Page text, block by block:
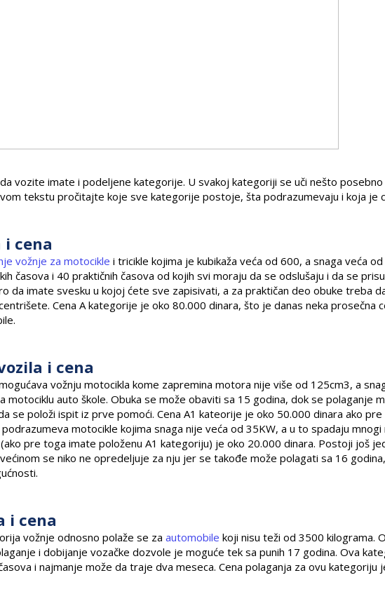
vozite imate i podeljene kategorije. U svakoj kategoriji se uči nešto
tekstu pročitajte koje sve kategorije postoje, šta podrazumevaju i koja je
cena
vožnje za motocikle i tricikle kojima je kubikaža veća od 600, a snaga veća
časova i 40 praktičnih časova od kojih svi moraju da se odslušaju i da se
da imate svesku u kojoj ćete sve zapisivati, a za praktičan deo obuke treba
Cena A kategorije je oko 80.000 dinara, što je danas neka prosečna
i cena
vožnju motocikla kome zapremina motora nije više od 125cm3, a
motociklu auto škole. Obuka se može obaviti sa 15 godina, dok se polaganje
se položi ispit iz prve pomoći. Cena A1 kateorije je oko 50.000 dinara ako
motocikle kojima snaga nije veća od 35KW, a u to spadaju
pre toga imate položenu A1 kategoriju) je oko 20.000 dinara. Postoji još
se niko ne opredeljuje za nju jer se takođe može polagati sa 16
i cena
vožnje odnosno polaže se za automobile koji nisu teži od 3500 kilograma.
i dobijanje vozačke dozvole je moguće tek sa punih 17 godina. Ova
i najmanje može da traje dva meseca. Cena polaganja za ovu kategoriju